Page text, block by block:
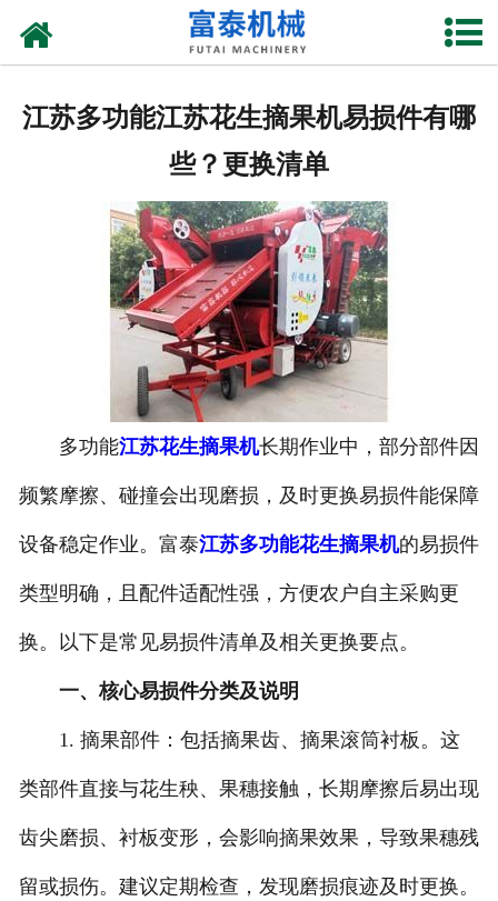
资质荣誉
新闻中心
厂房设备
联系我们
江苏多功能江苏花生摘果机易损件有哪
些？更换清单
多功能江苏花生摘果机长期作业中，部分部件因
频繁摩擦、碰撞会出现磨损，及时更换易损件能保障
设备稳定作业。富泰江苏多功能花生摘果机的易损件
类型明确，且配件适配性强，方便农户自主采购更
换。以下是常见易损件清单及相关更换要点。
一、核心易损件分类及说明
1. 摘果部件：包括摘果齿、摘果滚筒衬板。这
类部件直接与花生秧、果穗接触，长期摩擦后易出现
齿尖磨损、衬板变形，会影响摘果效果，导致果穗残
留或损伤。建议定期检查，发现磨损痕迹及时更换。